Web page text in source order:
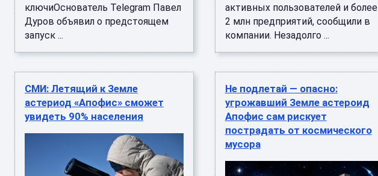
ключиОснователь Telegram Павел
Дуров объявил о предстоящем
запуск ...
активных пользователей и более
2 млн предприятий, сообщили в
компании. Незадолго ...
СМИ: Летящий к Земле
астериод «Апофис» сможет
увидеть 90% населения
Не подлетай — опасно:
угрожавший Земле астероид
Апофис сам рискует
пострадать от космического
мусора